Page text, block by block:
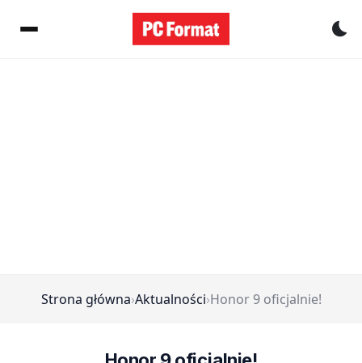
Strona główna›Aktualności›Honor 9 oficjalnie!